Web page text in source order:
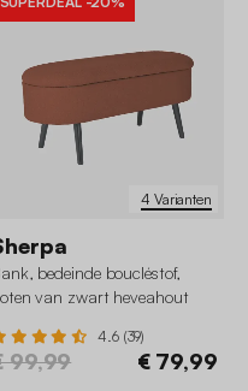
4 Varianten
bedeinde boucléstof,
van zwart heveahout
4.6 (39)
99,99 € 79,99